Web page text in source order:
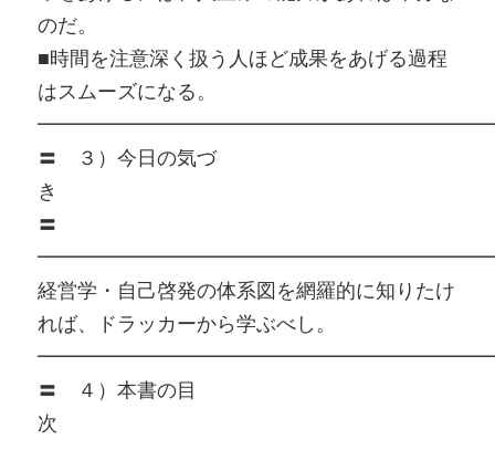
のだ。
■時間を注意深く扱う人ほど成果をあげる過程
はスムーズになる。
〓 ３）今日の気づ
〓
経営学・自己啓発の体系図を網羅的に知りたけ
れば、ドラッカーから学ぶべし。
〓 ４）本書の目